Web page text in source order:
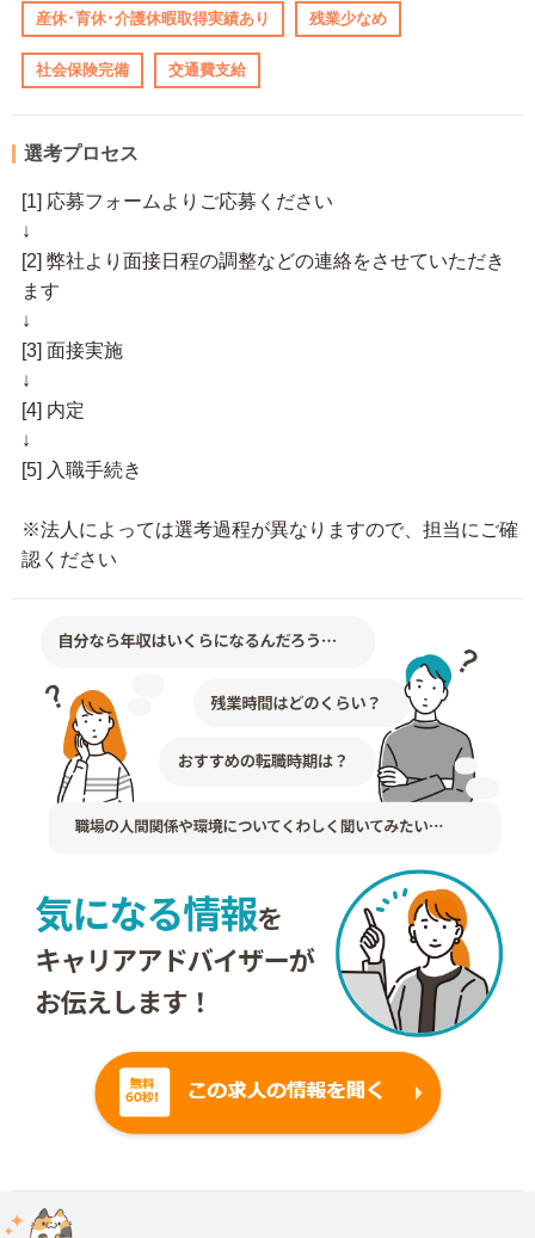
産休･育休･介護休暇取得実績あり 残業少なめ
社会保険完備 交通費支給
選考プロセス
[1] 応募フォームよりご応募ください
↓
[2] 弊社より面接日程の調整などの連絡をさせていただき
ます
↓
[3] 面接実施
↓
[4] 内定
↓
[5] 入職手続き
※法人によっては選考過程が異なりますので、担当にご確
認ください